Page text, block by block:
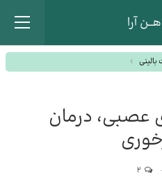
آرا
بالینی
عصبی، درمان